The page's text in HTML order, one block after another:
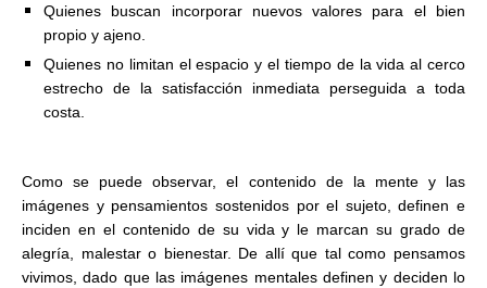
Quienes buscan incorporar nuevos valores para el bien
propio y ajeno.
Quienes no limitan el espacio y el tiempo de la vida al cerco
estrecho de la satisfacción inmediata perseguida a toda
costa.
Como se puede observar, el contenido de la mente y las
imágenes y pensamientos sostenidos por el sujeto, definen e
inciden en el contenido de su vida y le marcan su grado de
alegría, malestar o bienestar. De allí que tal como pensamos
vivimos, dado que las imágenes mentales definen y deciden lo